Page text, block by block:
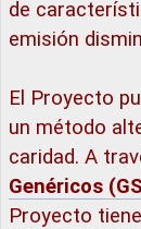
de
emisión
El Proyecto
un método
caridad. A
Genéricos
Proyecto